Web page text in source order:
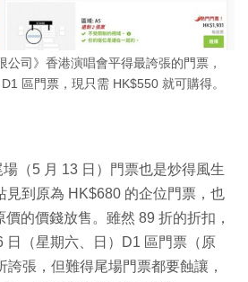
公司》香港演唱會平得最誇張的門票，
區門票，現只需 HK$550 就可購得。
（5 月 13 日）門票也是炒得風生
見到原為 HK$680 的企位門票，也
的價錢放售。雖然 89 折的折扣，
日（星期六、日）D1 區門票（原
張，但難得尾場門票都要蝕讓，